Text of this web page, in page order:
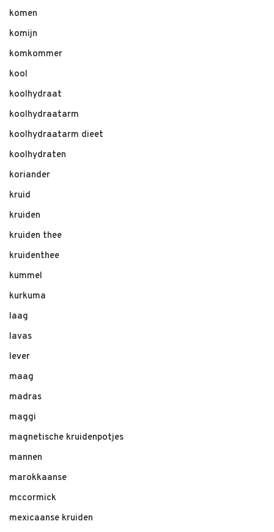
komen
komijn
komkommer
kool
koolhydraat
koolhydraatarm
koolhydraatarm dieet
koolhydraten
koriander
kruid
kruiden
kruiden thee
kruidenthee
kummel
kurkuma
laag
lavas
lever
maag
madras
maggi
magnetische kruidenpotjes
mannen
marokkaanse
mccormick
mexicaanse kruiden